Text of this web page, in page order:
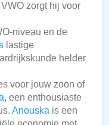
zorgt hij voor
niveau en de
lastige
helder
voor jouw zoon of
, een enthousiaste
Anouska is een